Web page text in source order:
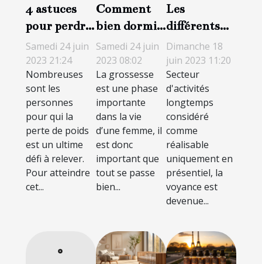
4 astuces
pour perdre
du poids de
manière
saine et
durable
Samedi 24 juin
2023 21:24
Nombreuses
sont les
personnes
pour qui la
perte de poids
est un ultime
défi à relever.
Pour atteindre
cet...
Comment
bien dormir
durant la
grossesse ?
Samedi 24 juin
2023 08:02
La grossesse
est une phase
importante
dans la vie
d’une femme, il
est donc
important que
tout se passe
bien...
Les
différents
types de
voyance à
distance
Dimanche 18
juin 2023 11:20
Secteur
d'activités
longtemps
considéré
comme
réalisable
uniquement en
présentiel, la
voyance est
devenue...